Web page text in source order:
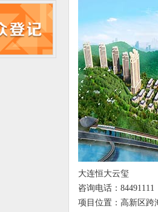
大连恒大云玺
咨询电话：84491111
项目位置：高新区跨